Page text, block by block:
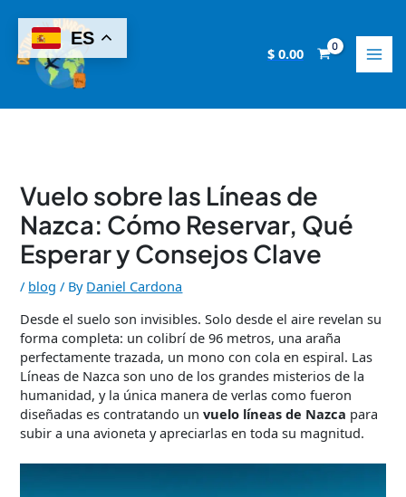
content
$0.00
Vuelo sobre las Líneas de
Nazca: Cómo Reservar, Qué
Esperar y Consejos Clave
/ blog / By Daniel Cardona
Desde el suelo son invisibles. Solo desde el aire revelan su
forma completa: un colibrí de 96 metros, una araña
perfectamente trazada, un mono con cola en espiral. Las
Líneas de Nazca son uno de los grandes misterios de la
humanidad, y la única manera de verlas como fueron
diseñadas es contratando unvuelo líneas de Nazca para
subir a una avioneta y apreciarlas en toda su magnitud.
ES